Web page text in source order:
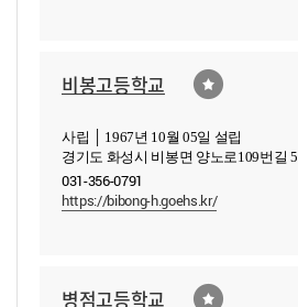
비봉고등학교
사립 │ 1967년 10월 05일 설립
경기도 화성시 비봉면 양노로109번길 5
031-356-0791
https://bibong-h.goehs.kr/
병점고등학교